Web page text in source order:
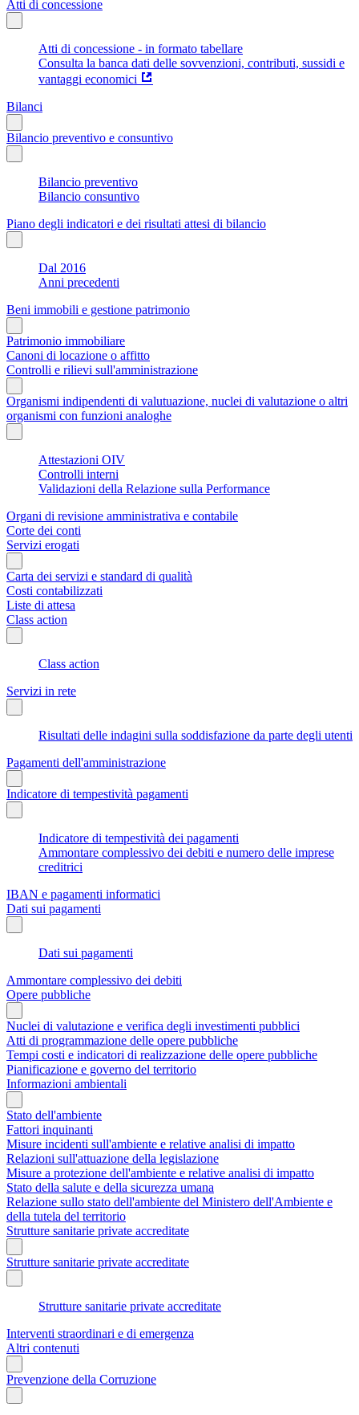
Atti di concessione
Atti di concessione - in formato tabellare
Consulta la banca dati delle sovvenzioni, contributi, sussidi e
vantaggi economici
Bilanci
Bilancio preventivo e consuntivo
Bilancio preventivo
Bilancio consuntivo
Piano degli indicatori e dei risultati attesi di bilancio
Dal 2016
Anni precedenti
Beni immobili e gestione patrimonio
Patrimonio immobiliare
Canoni di locazione o affitto
Controlli e rilievi sull'amministrazione
Organismi indipendenti di valutuazione, nuclei di valutazione o altri
organismi con funzioni analoghe
Attestazioni OIV
Controlli interni
Validazioni della Relazione sulla Performance
Organi di revisione amministrativa e contabile
Corte dei conti
Servizi erogati
Carta dei servizi e standard di qualità
Costi contabilizzati
Liste di attesa
Class action
Class action
Servizi in rete
Risultati delle indagini sulla soddisfazione da parte degli utenti
Pagamenti dell'amministrazione
Indicatore di tempestività pagamenti
Indicatore di tempestività dei pagamenti
Ammontare complessivo dei debiti e numero delle imprese
creditrici
IBAN e pagamenti informatici
Dati sui pagamenti
Dati sui pagamenti
Ammontare complessivo dei debiti
Opere pubbliche
Nuclei di valutazione e verifica degli investimenti pubblici
Atti di programmazione delle opere pubbliche
Tempi costi e indicatori di realizzazione delle opere pubbliche
Pianificazione e governo del territorio
Informazioni ambientali
Stato dell'ambiente
Fattori inquinanti
Misure incidenti sull'ambiente e relative analisi di impatto
Relazioni sull'attuazione della legislazione
Misure a protezione dell'ambiente e relative analisi di impatto
Stato della salute e della sicurezza umana
Relazione sullo stato dell'ambiente del Ministero dell'Ambiente e
della tutela del territorio
Strutture sanitarie private accreditate
Strutture sanitarie private accreditate
Strutture sanitarie private accreditate
Interventi straordinari e di emergenza
Altri contenuti
Prevenzione della Corruzione